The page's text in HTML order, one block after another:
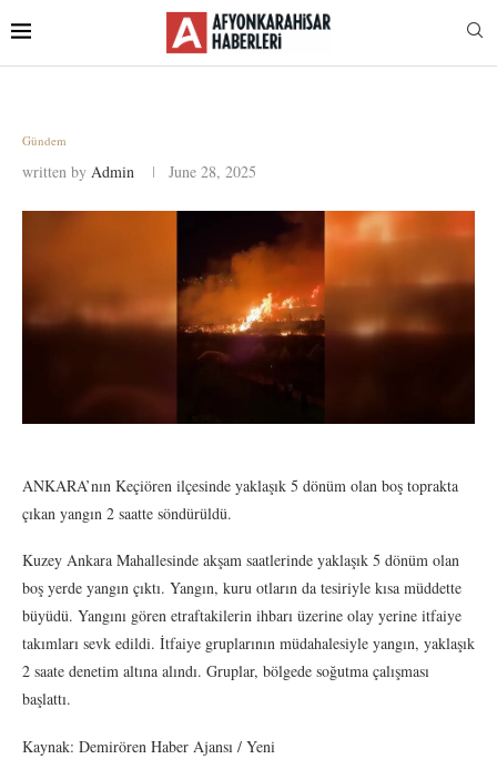
Gündem
written by Admin June 28, 2025
ANKARA’nın Keçiören ilçesinde yaklaşık 5 dönüm olan boş toprakta
çıkan yangın 2 saatte söndürüldü.
Kuzey Ankara Mahallesinde akşam saatlerinde yaklaşık 5 dönüm olan
boş yerde yangın çıktı. Yangın, kuru otların da tesiriyle kısa müddette
büyüdü. Yangını gören etraftakilerin ihbarı üzerine olay yerine itfaiye
takımları sevk edildi. İtfaiye gruplarının müdahalesiyle yangın, yaklaşık
2 saate denetim altına alındı. Gruplar, bölgede soğutma çalışması
başlattı.
Kaynak: Demirören Haber Ajansı / Yeni